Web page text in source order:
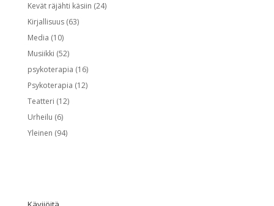
Kevät räjähti käsiin (24)
Kirjallisuus(63)
Media (10)
Musiikki (52)
psykoterapia (16)
Psykoterapia (12)
Teatteri (12)
Urheilu (6)
Yleinen (94)